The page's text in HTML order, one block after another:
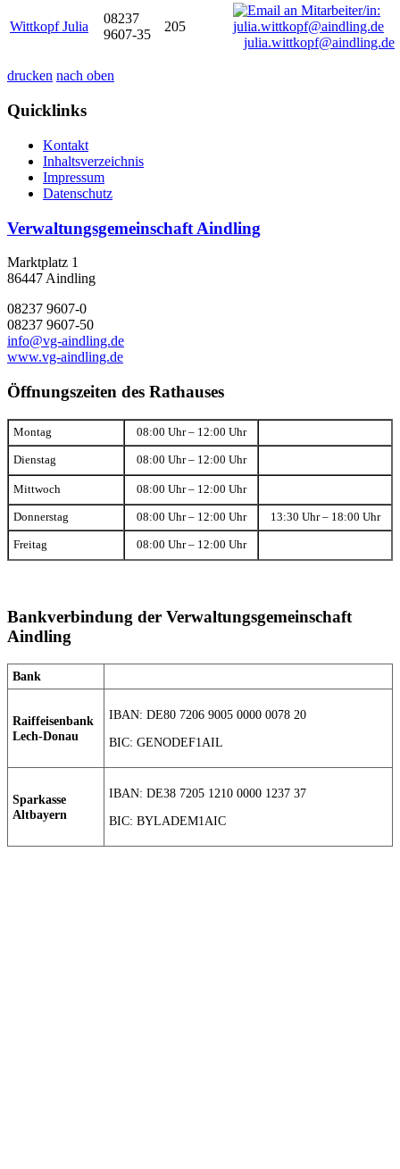
Wittkopf Julia
08237
9607-35
205
julia.wittkopf@aindling.de
drucken nach oben
Quicklinks
Kontakt
Inhaltsverzeichnis
Impressum
Datenschutz
Verwaltungsgemeinschaft Aindling
Marktplatz 1
86447 Aindling
08237 9607-0
08237 9607-50
info@vg-aindling.de
www.vg-aindling.de
Öffnungszeiten des Rathauses
Montag 08:00 Uhr – 12:00 Uhr
Dienstag 08:00 Uhr – 12:00 Uhr
Mittwoch 08:00 Uhr – 12:00 Uhr
Donnerstag 08:00 Uhr – 12:00 Uhr 13:30 Uhr – 18:00 Uhr
Freitag 08:00 Uhr – 12:00 Uhr
Bankverbindung der Verwaltungsgemeinschaft
Aindling
Bank
Raiffeisenbank
Lech-Donau
IBAN: DE80 7206 9005 0000 0078 20
BIC: GENODEF1AIL
Sparkasse
Altbayern
IBAN: DE38 7205 1210 0000 1237 37
BIC: BYLADEM1AIC